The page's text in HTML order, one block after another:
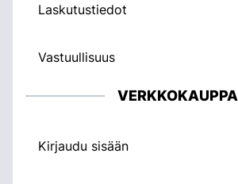
Laskutustiedot
Vastuullisuus
VERKKOKAUPPA
Kirjaudu sisään